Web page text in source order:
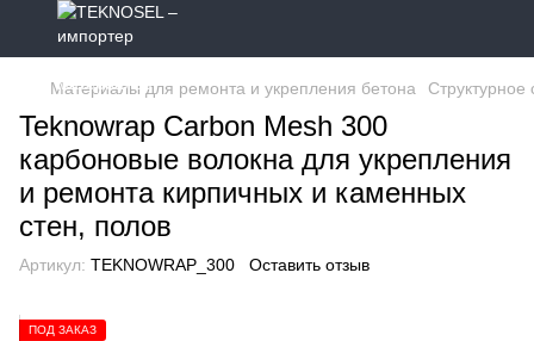
Материалы для ремонта и укрепления бетона Структурное
Teknowrap Carbon Mesh 300
карбоновые волокна для укрепления
и ремонта кирпичных и каменных
стен, полов
Артикул: TEKNOWRAP_300 Оставить отзыв
ПОД ЗАКАЗ